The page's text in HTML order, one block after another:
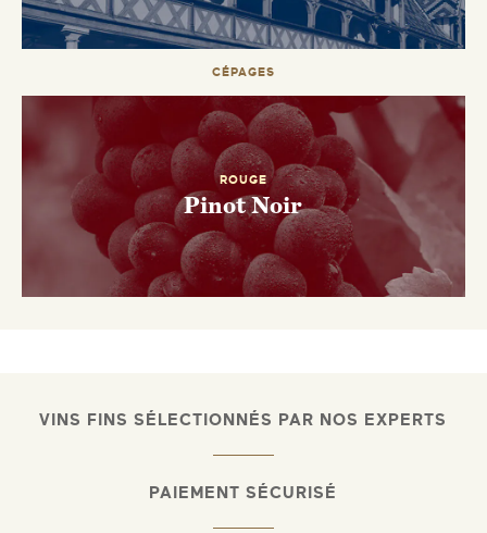
CÉPAGES
ROUGE
Pinot Noir
VINS FINS SÉLECTIONNÉS PAR NOS EXPERTS
PAIEMENT SÉCURISÉ
ENVOYEZ-MOI UN EMAIL DÈS QUE
DISPONIBLE